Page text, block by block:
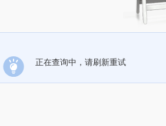
正在查询中，请刷新重试